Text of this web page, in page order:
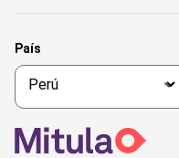
País